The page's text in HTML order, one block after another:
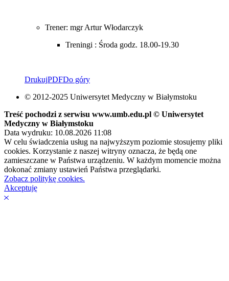
Trener: mgr Artur Włodarczyk
Treningi : Środa godz. 18.00-19.30
DrukujPDFDo góry
© 2012-2025 Uniwersytet Medyczny w Białymstoku
Treść pochodzi z serwisu www.umb.edu.pl © Uniwersytet
Medyczny w Białymstoku
Data wydruku: 10.08.2026 11:08
W celu świadczenia usług na najwyższym poziomie stosujemy pliki
cookies. Korzystanie z naszej witryny oznacza, że będą one
zamieszczane w Państwa urządzeniu. W każdym momencie można
dokonać zmiany ustawień Państwa przeglądarki.
Zobacz politykę cookies.
Akceptuję